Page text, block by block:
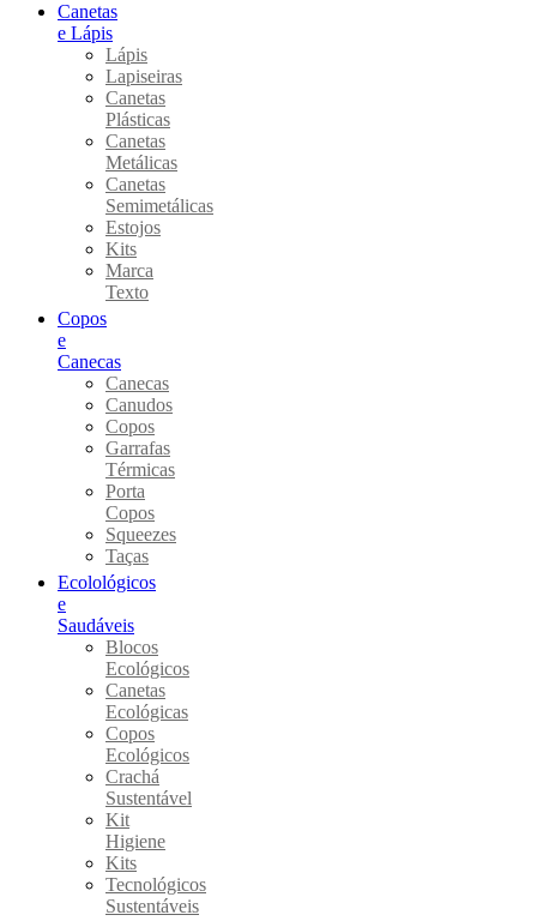
Canetas
e Lápis
Lápis
Lapiseiras
Canetas
Plásticas
Canetas
Metálicas
Canetas
Semimetálicas
Estojos
Kits
Marca
Texto
Copos
e
Canecas
Canecas
Canudos
Copos
Garrafas
Térmicas
Porta
Copos
Squeezes
Taças
Ecolológicos
e
Saudáveis
Blocos
Ecológicos
Canetas
Ecológicas
Copos
Ecológicos
Crachá
Sustentável
Kit
Higiene
Kits
Tecnológicos
Sustentáveis